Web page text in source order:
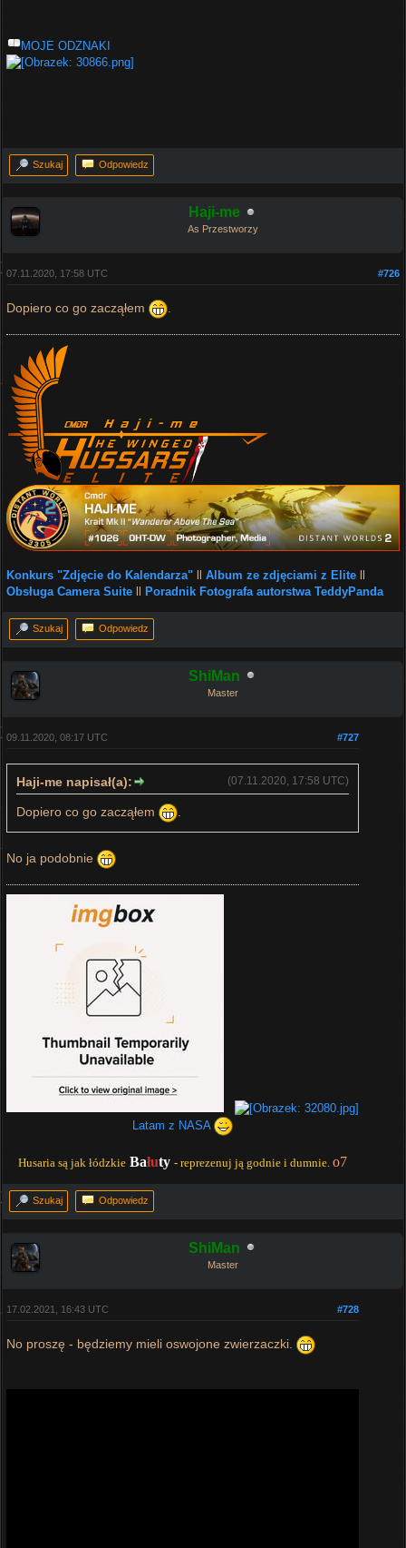
MOJE ODZNAKI
Szukaj Odpowiedz
Haji-me
As Przestworzy
#726
07.11.2020, 17:58 UTC
Dopiero co go zacząłem .
Konkurs "Zdjęcie do Kalendarza" llAlbum ze zdjęciami z Elite ll
Obsługa Camera Suite llPoradnik Fotografa autorstwa TeddyPanda
Szukaj Odpowiedz
ShiMan
Master
#727
09.11.2020, 08:17 UTC
(07.11.2020, 17:58 UTC)
Haji-me napisał(a):
Dopiero co go zacząłem
No ja podobnie
Latam z NASA
Husaria są jak łódzkie Bałuty - reprezenuj ją godnie i dumnie.o7
Szukaj Odpowiedz
ShiMan
Master
#728
17.02.2021, 16:43 UTC
No proszę - będziemy mieli oswojone zwierzaczki.